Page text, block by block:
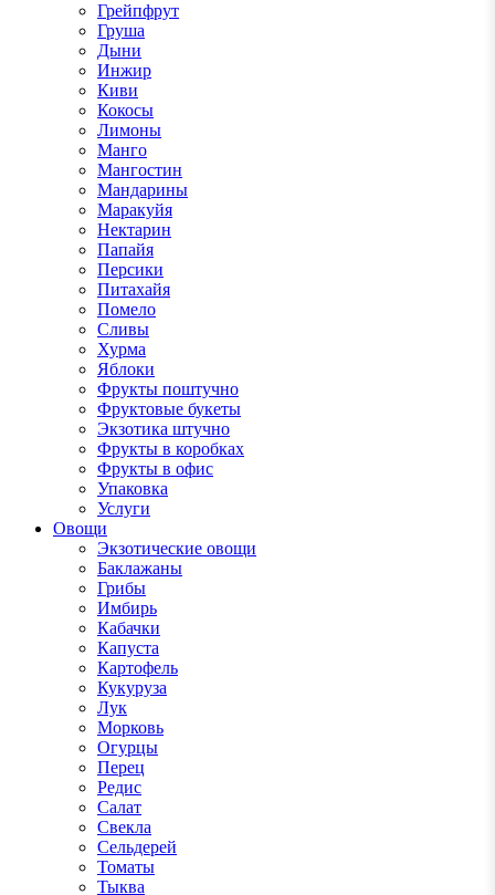
Грейпфрут
Груша
Дыни
Инжир
Киви
Кокосы
Лимоны
Манго
Мангостин
Мандарины
Маракуйя
Нектарин
Папайя
Персики
Питахайя
Помело
Сливы
Хурма
Яблоки
Фрукты поштучно
Фруктовые букеты
Экзотика штучно
Фрукты в коробках
Фрукты в офис
Упаковка
Услуги
Овощи
Экзотические овощи
Баклажаны
Грибы
Имбирь
Кабачки
Капуста
Картофель
Кукуруза
Лук
Морковь
Огурцы
Перец
Редис
Салат
Свекла
Сельдерей
Томаты
Тыква